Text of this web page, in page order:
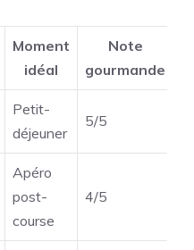
Moment
idéal
Note
gourmande
Petit-
déjeuner
5/5
Apéro
post-
course
4/5